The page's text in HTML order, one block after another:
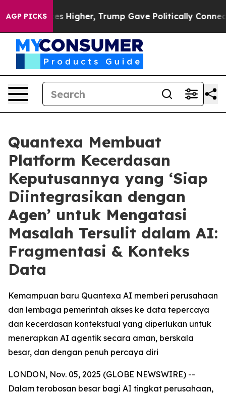
AGP PICKSHigher, Trump Gave Politically Connected oil
Quantexa Membuat
Platform Kecerdasan
Keputusannya yang ‘Siap
Diintegrasikan dengan
Agen’ untuk Mengatasi
Masalah Tersulit dalam AI:
Fragmentasi & Konteks
Data
Kemampuan baru Quantexa AI memberi perusahaan
dan lembaga pemerintah akses ke data tepercaya
dan kecerdasan kontekstual yang diperlukan untuk
menerapkan AI agentik secara aman, berskala
besar, dan dengan penuh percaya diri
LONDON, Nov. 05, 2025 (GLOBE NEWSWIRE) --
Dalam terobosan besar bagi AI tingkat perusahaan,